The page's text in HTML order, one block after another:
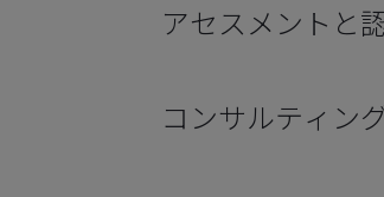
アセスメントと
コンサルティン